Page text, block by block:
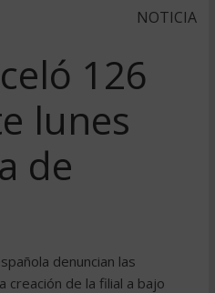
NOTICIA
126
lunes
de
denuncian las
creación de la filial a bajo